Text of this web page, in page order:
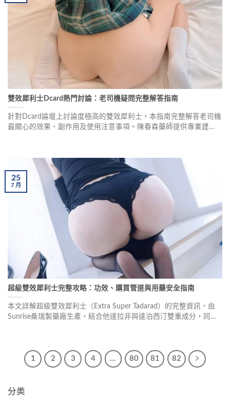
分类
雙效犀利士Dcard熱門討論：老司機疑問完整解答指南
針對Dcard論壇上討論度極高的雙效犀利士，本指南完整解答老司機
最關心的效果、副作用及使用注意事項。陳春森藥師提供專業建
超級雙效犀利士完整攻略：功效、購買管道與用藥安全指南
本文詳解超級雙效犀利士（Extra Super Tadarad）的完整資訊，由
Sunrise桑瑞製藥廠生產，結合他達拉非與達泊西汀雙重成分，同時
25
7月
1 2 3 4 ... 80 81 82